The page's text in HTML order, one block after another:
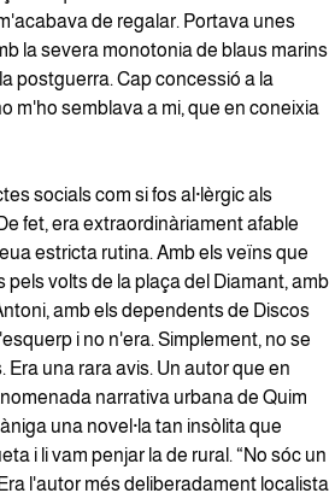
de regalar. Portava unes
la severa monotonia de blaus marins
postguerra. Cap concessió a la
m'ho semblava a mi, que en coneixia
socials com si fos al·lèrgic als
fet, era extraordinàriament afable
estricta rutina. Amb els veïns que
volts de la plaça del Diamant, amb
amb els dependents de Discos
i no n'era. Simplement, no se
una rara avis. Un autor que en
narrativa urbana de Quim
una novel·la tan insòlita que
i li vam penjar la de rural. “No sóc un
l'autor més deliberadament localista